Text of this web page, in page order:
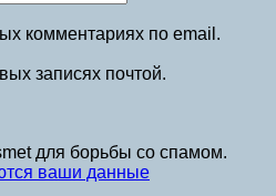
комментариях по email.
записях почтой.
для борьбы со спамом.
ваши данные